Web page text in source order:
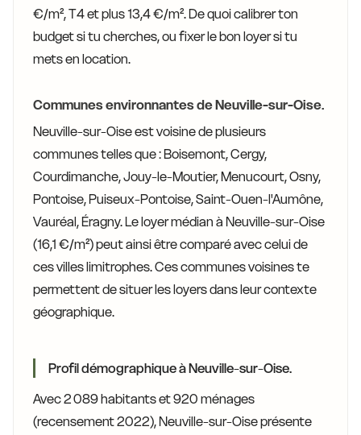
€/m², T4 et plus 13,4 €/m². De quoi calibrer ton
budget si tu cherches, ou fixer le bon loyer si tu
mets en location.
Communes environnantes de Neuville-sur-Oise.
Neuville-sur-Oise est voisine de plusieurs
communes telles que : Boisemont, Cergy,
Courdimanche, Jouy-le-Moutier, Menucourt, Osny,
Pontoise, Puiseux-Pontoise, Saint-Ouen-l'Aumône,
Vauréal, Éragny. Le loyer médian à Neuville-sur-Oise
(16,1 €/m²) peut ainsi être comparé avec celui de
ces villes limitrophes. Ces communes voisines te
permettent de situer les loyers dans leur contexte
géographique.
Profil démographique à Neuville-sur-Oise.
Avec 2 089 habitants et 920 ménages
(recensement 2022), Neuville-sur-Oise présente